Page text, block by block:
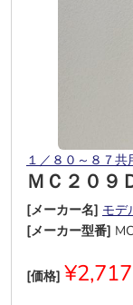
１／８０～８７
ＭＣ２０
[メーカー名] モデ
[メーカー型番]
[価格] ¥2,717